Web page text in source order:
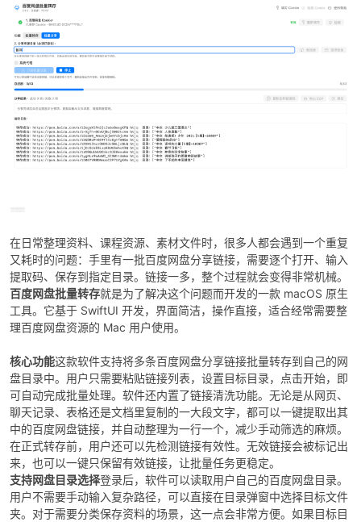
po
cn
在日常整理资料、课程资源、素材文件时，很多人都会遇到一个重复
又耗时的问题：手里有一批百度网盘分享链接，需要逐个打开、输入
提取码、保存到指定目录。链接一多，整个过程就会变得非常机械。
百度网盘批量转存就是为了解决这个问题而开发的一款 macOS 原生
工具。它基于 SwiftUI 开发，界面简洁，操作直接，适合经常需要整
理百度网盘资源的 Mac 用户使用。
核心功能这款软件支持将多条百度网盘分享链接批量转存到自己的网
盘目录中。用户只需要粘贴链接列表，设置目标目录，点击开始，即
可自动完成批量处理。软件还内置了链接清洗功能。无论是从网页、
聊天记录、表格还是文档里复制的一大段文字，都可以一键提取出其
中的百度网盘链接，并自动整理为一行一个，减少手动筛选的麻烦。
在正式转存前，用户还可以先检测链接有效性。无效链接会被标记出
来，也可以一键只保留有效链接，让批量任务更稳定。
支持网盘目录选择登录后，软件可以读取用户自己的百度网盘目录。
用户不需要手动输入复杂路径，可以直接在目录弹窗中选择目标文件
夹。对于需要分类保存资料的场景，这一点会非常方便。如果目标目